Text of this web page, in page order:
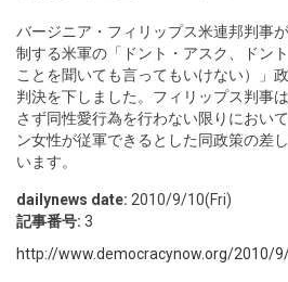
バージニア・フィリップス米連邦判事
制する米軍の「ドント・アスク、ドン
ことを聞いても言ってもいけない）」
判決を下しました。フィリップス判事
さず同性愛行為を行わない限りにおい
ン女性が従軍できるとした同政策の差
います。
dailynews date: 2010/9/10(Fri)
記事番号: 3
http://www.democracynow.org/2010/